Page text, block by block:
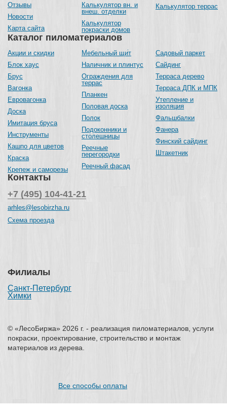
Каталог пиломатериалов
Акции и скидки
Блок хаус
Брус
Вагонка
Евровагонка
Доска
Имитация бруса
Инструменты
Кашпо для цветов
Краска
Крепеж и саморезы
Мебельный щит
Наличник и плинтус
Ограждения для
террас
Планкен
Половая доска
Полок
Подоконники и
столешницы
Реечные
перегородки
Реечный фасад
Садовый паркет
Сайдинг
Терраса дерево
Терраса ДПК и МПК
Утепление и
изоляция
Фальшбалки
Фанера
Финский сайдинг
Штакетник
Отзывы
Новости
Карта сайта
Калькулятор вн. и
внеш. отделки
Калькулятор
покраски домов
Калькулятор террас
Контакты
+7 (495) 104-41-21
arhles@lesobirzha.ru
Схема проезда
Филиалы
Санкт-Петербург
Химки
© «ЛесоБиржа» 2026 г. - реализация пиломатериалов, услуги
покраски, проектирование, строительство и монтаж
материалов из дерева.
Все способы оплаты